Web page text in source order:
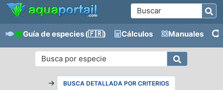
Guía de especies(🇫🇷) Cálculos Manuales
→ BUSCA DETALLADA POR CRITERIOS